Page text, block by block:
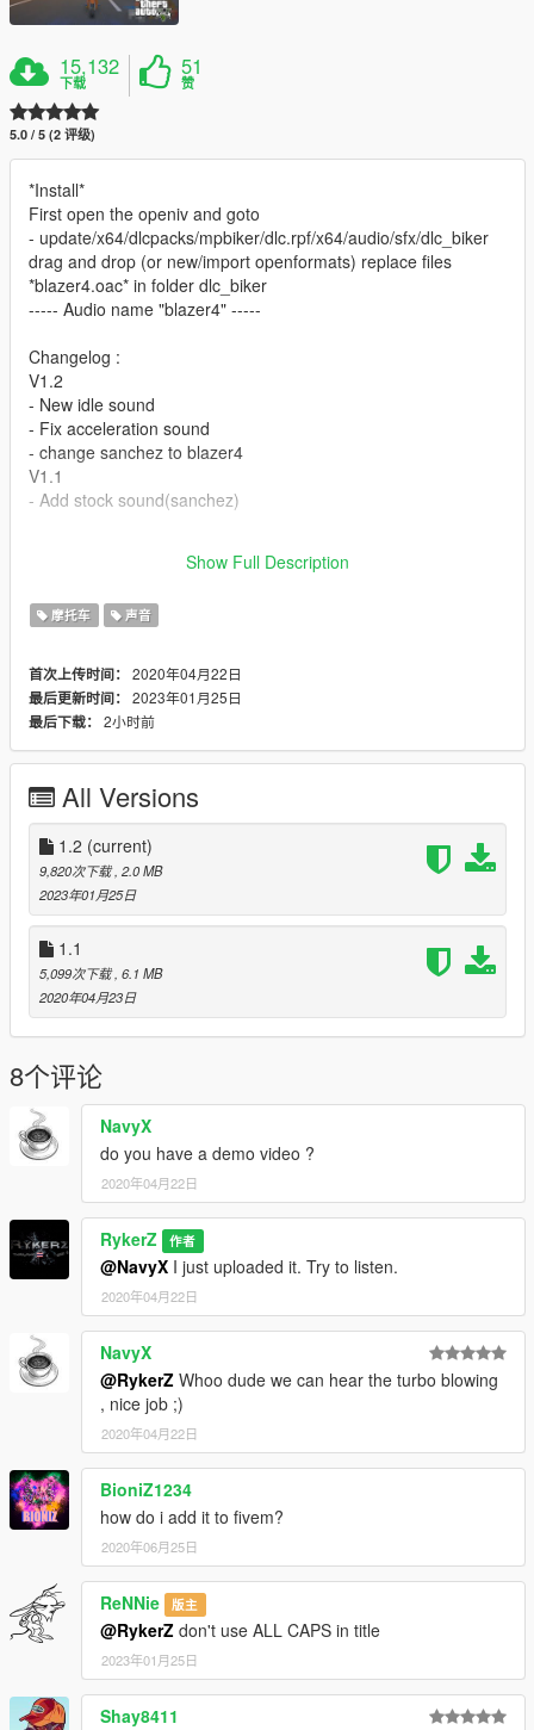
15,132
下载
51
赞
5.0 / 5 (2 评级)
*Install*
First open the openiv and goto
- update/x64/dlcpacks/mpbiker/dlc.rpf/x64/audio/sfx/dlc_biker
drag and drop (or new/import openformats) replace files
*blazer4.oac* in folder dlc_biker
----- Audio name "blazer4" -----
Changelog :
V1.2
- New idle sound
- Fix acceleration sound
- change sanchez to blazer4
V1.1
- Add stock sound(sanchez)
THANKS FOR DOWNLOADING.
Show Full Description
摩托车 声音
首次上传时间： 2020年04月22日
最后更新时间： 2023年01月25日
最后下载： 2小时前
All Versions
1.2 (current)
9,820次下载 , 2.0 MB
2023年01月25日
1.1
5,099次下载 , 6.1 MB
2020年04月23日
8个评论
NavyX
do you have a demo video ?
2020年04月22日
RykerZ 作者
@NavyX I just uploaded it. Try to listen.
2020年04月22日
NavyX
@RykerZ Whoo dude we can hear the turbo blowing
, nice job ;)
2020年04月22日
BioniZ1234
how do i add it to fivem?
2020年06月25日
ReNNie 版主
@RykerZ don't use ALL CAPS in title
2023年01月25日
Shay8411